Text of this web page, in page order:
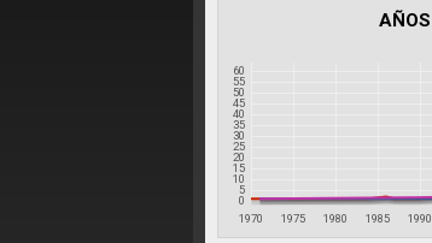
AÑOS
1970 1975 1980 1985 1990
0
5
10
15
20
25
30
35
40
45
50
55
60